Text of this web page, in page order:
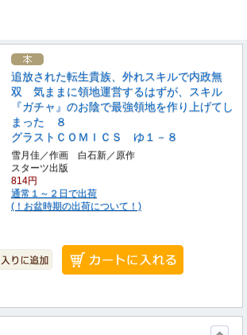
追放された転生貴族、外れスキルで内政無
双 気ままに領地運営するはずが、スキル
『ガチャ』のお陰で最強領地を作り上げてし
まった ８
グラストＣＯＭＩＣＳ ゆ１－８
雪月佳／作画 白石新／原作
スターツ出版
814円
通常１～２日で出荷
(！お盆時期の出荷について！)